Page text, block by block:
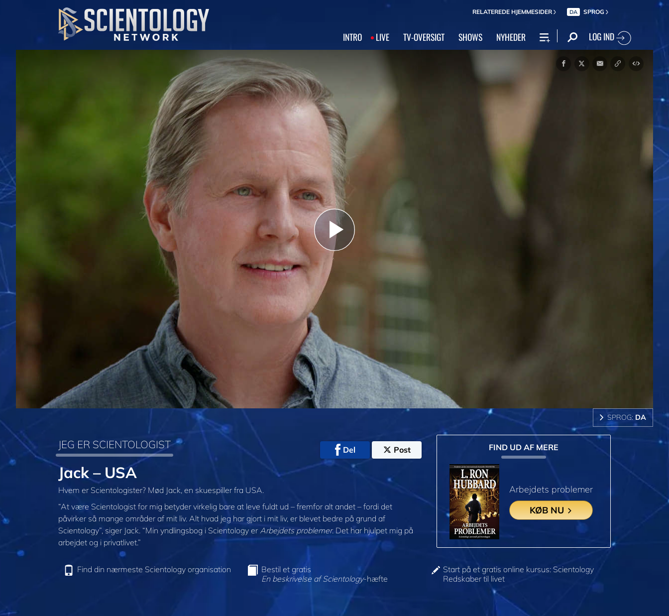
RELATEREDE HJEMMESIDER DA SPROG
INTRO LIVE TV‑OVERSIGT SHOWS NYHEDER LOG IND
Play
Video
SPROG: DA
JEG ER SCIENTOLOGIST Del Post
Jack – USA
Hvem er Scientologister? Mød Jack, en skuespiller fra USA.
“At være Scientologist for mig betyder virkelig bare at leve fuldt ud – fremfor alt andet – fordi det
påvirker så mange områder af mit liv. Alt hvad jeg har gjort i mit liv, er blevet bedre på grund af
Scientology”, siger Jack. “Min yndlingsbog i Scientology erArbejdets problemer. Det har hjulpet mig på
arbejdet og i privatlivet.”
FIND UD AF MERE
Arbejdets problemer
KØB NU
Find din nærmeste Scientology organisation
Bestil et gratis
En beskrivelse af Scientology-hæfte
Start på et gratis online kursus: Scientology
Redskaber til livet